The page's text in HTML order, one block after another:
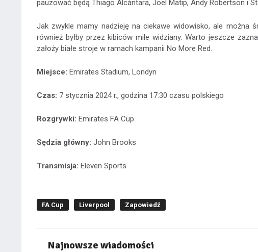
pauzować będą Thiago Alcántara, Joel Matip, Andy Robertson i
Jak zwykle mamy nadzieję na ciekawe widowisko, ale można
również byłby przez kibiców mile widziany. Warto jeszcze
założy białe stroje w ramach kampanii No More Red.
Miejsce: Emirates Stadium, Londyn
Czas: 7 stycznia 2024 r., godzina 17:30 czasu polskiego
Rozgrywki: Emirates FA Cup
Sędzia główny: John Brooks
Transmisja: Eleven Sports
FA Cup Liverpool Zapowiedź
Najnowsze wiadomości